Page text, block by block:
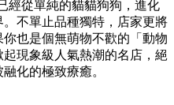
經從單純的貓貓狗狗， 進化
不單止品種獨特， 店家更將
你也是個無萌物不歡的「動物
現象級人氣熱潮的名店， 絕
化的極致療癒。